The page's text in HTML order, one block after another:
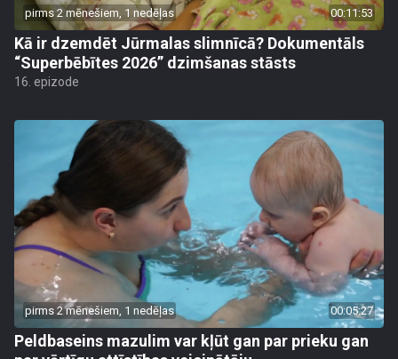
pirms 2 mēnešiem, 1 nedēļas 00:11:53
Kā ir dzemdēt Jūrmalas slimnīcā? Dokumentāls
“Superbēbītes 2026” dzimšanas stāsts
16. epizode
pirms 2 mēnešiem, 1 nedēļas 00:05:27
Peldbaseins mazulim var kļūt gan par prieku gan